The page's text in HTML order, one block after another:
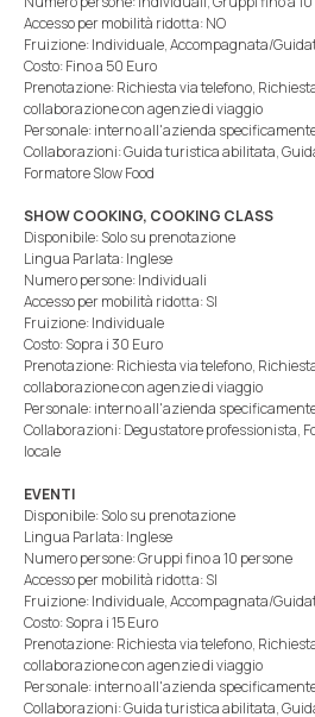
Accesso per mobilità ridotta: NO
Fruizione: Individuale, Accompagnata/
Costo: Fino a 50 Euro
Prenotazione: Richiesta via telefono,
collaborazione con agenzie di viaggio
Personale: interno all'azienda
Collaborazioni: Guida turistica abilitata,
Formatore Slow Food
SHOW COOKING, COOKING CLASS
Disponibile: Solo su prenotazione
Lingua Parlata: Inglese
Numero persone: Individuali
Accesso per mobilità ridotta: SI
Fruizione: Individuale
Costo: Sopra i 30 Euro
Prenotazione: Richiesta via telefono,
collaborazione con agenzie di viaggio
Personale: interno all'azienda
Collaborazioni: Degustatore professionista,
locale
EVENTI
Disponibile: Solo su prenotazione
Lingua Parlata: Inglese
Numero persone: Gruppi fino a 10 persone
Accesso per mobilità ridotta: SI
Fruizione: Individuale, Accompagnata/
Costo: Sopra i 15 Euro
Prenotazione: Richiesta via telefono,
collaborazione con agenzie di viaggio
Personale: interno all'azienda
Collaborazioni: Guida turistica abilitata,